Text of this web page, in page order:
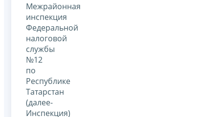
Межрайонная
инспекция
Федеральной
налоговой
службы
№12
по
Республике
Татарстан
(далее-
Инспекция)